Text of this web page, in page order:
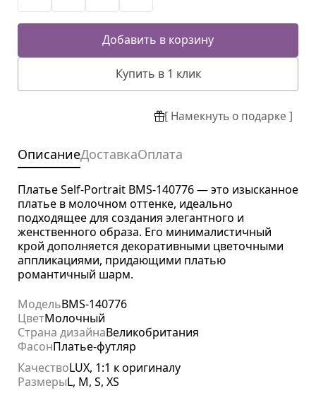
Добавить в корзину
Купить в 1 клик
[ Намекнуть о подарке ]
ОписаниеДоставкаОплата
Платье Self-Portrait BMS-140776 — это изысканное
платье в молочном оттенке, идеально
подходящее для создания элегантного и
женственного образа. Его минималистичный
крой дополняется декоративными цветочными
аппликациями, придающими платью
романтичный шарм.
МодельBMS-140776
ЦветМолочный
Страна дизайнаВеликобритания
ФасонПлатье-футляр
КачествоLUX, 1:1 к оригиналу
РазмерыL, M, S, XS